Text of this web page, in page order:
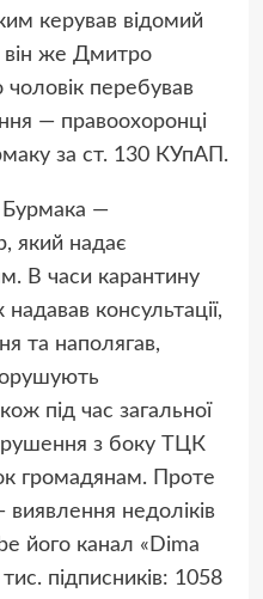
керував відомий
він же Дмитро
перебував
— правоохоронці
за ст. 130 КУпАП.
—
який надає
В часи карантину
консультації,
та наполягав,
під час загальної
з боку ТЦК
громадянам. Проте
недоліків
його канал «Dima
підписників: 1058